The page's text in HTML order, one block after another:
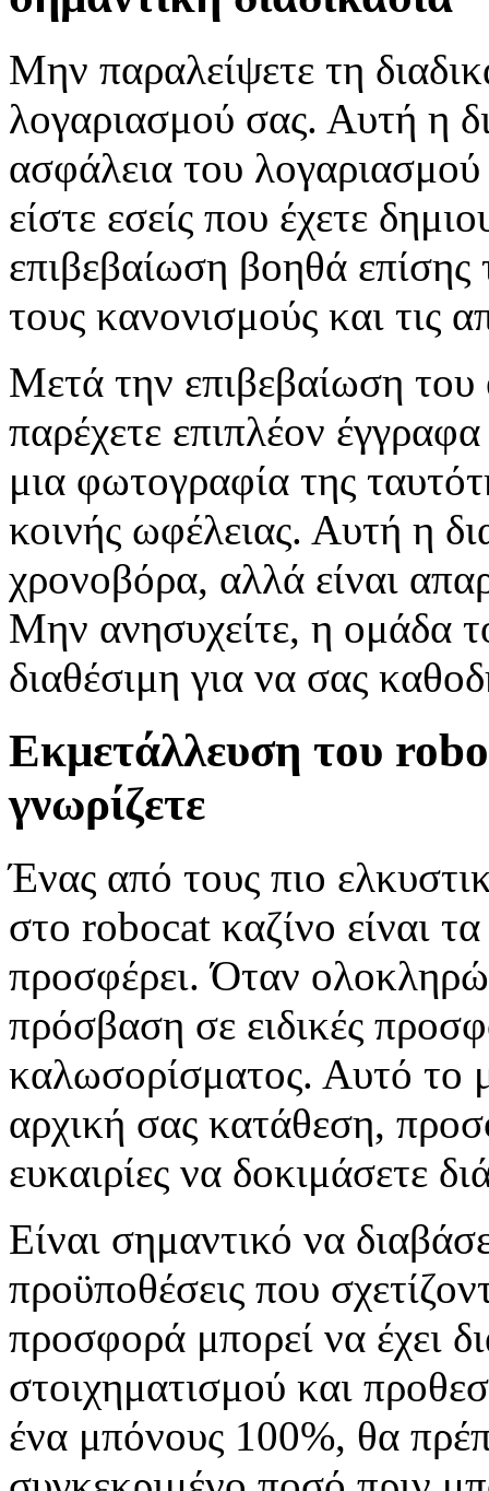
Μην παραλείψετε τη
λογαριασμού σας. Αυτή η
ασφάλεια του λογαριασμού
είστε εσείς που έχετε
επιβεβαίωση βοηθά
τους κανονισμούς και τις
Μετά την επιβεβαίωση του
παρέχετε επιπλέον
μια φωτογραφία της
κοινής ωφέλειας. Αυτή η
χρονοβόρα, αλλά είναι
Μην ανησυχείτε, η ομάδα
διαθέσιμη για να σας
Εκμετάλλευση του
γνωρίζετε
Ένας από τους πιο
στο robocat καζίνο είναι
προσφέρει. Όταν
πρόσβαση σε ειδικές
καλωσορίσματος. Αυτό το
αρχική σας κατάθεση,
ευκαιρίες να δοκιμάσετε
Είναι σημαντικό να
προϋποθέσεις που
προσφορά μπορεί να έχει
στοιχηματισμού και
ένα μπόνους 100%, θα